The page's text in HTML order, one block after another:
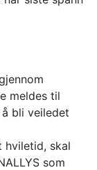
meldes til
å bli veiledet
hviletid, skal
som